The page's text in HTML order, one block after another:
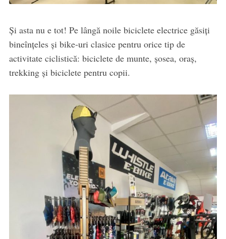
Și asta nu e tot! Pe lângă noile biciclete electrice găsiți
bineînțeles și bike-uri clasice pentru orice tip de
activitate ciclistică: biciclete de munte, șosea, oraș,
trekking și biciclete pentru copii.